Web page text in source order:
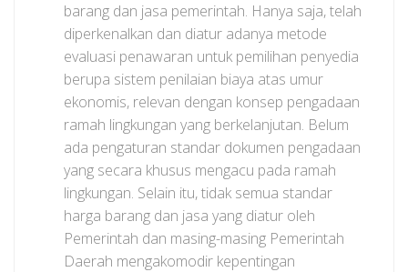
barang dan jasa pemerintah. Hanya saja, telah
diperkenalkan dan diatur adanya metode
evaluasi penawaran untuk pemilihan penyedia
berupa sistem penilaian biaya atas umur
ekonomis, relevan dengan konsep pengadaan
ramah lingkungan yang berkelanjutan. Belum
ada pengaturan standar dokumen pengadaan
yang secara khusus mengacu pada ramah
lingkungan. Selain itu, tidak semua standar
harga barang dan jasa yang diatur oleh
Pemerintah dan masing-masing Pemerintah
Daerah mengakomodir kepentingan